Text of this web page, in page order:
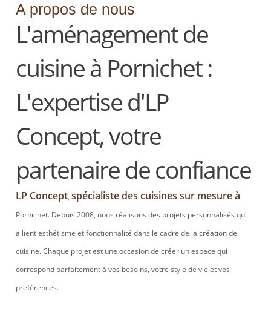
A propos de nous
L'aménagement de
cuisine à Pornichet :
L'expertise d'LP
Concept, votre
partenaire de confiance
LP Concept, spécialiste des cuisines sur mesure à
Pornichet. Depuis 2008, nous réalisons des projets personnalisés qui
allient esthétisme et fonctionnalité dans le cadre de la création de
cuisine. Chaque projet est une occasion de créer un espace qui
correspond parfaitement à vos besoins, votre style de vie et vos
préférences.